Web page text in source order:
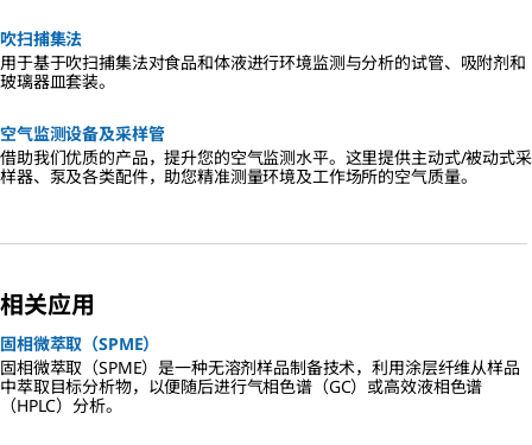
吹扫捕集法
用于基于吹扫捕集法对食品和体液进行环境监测与分析的试管、吸附剂和
玻璃器皿套装。
空气监测设备及采样管
借助我们优质的产品，提升您的空气监测水平。这里提供主动式/被动式采
样器、泵及各类配件，助您精准测量环境及工作场所的空气质量。
相关应用
固相微萃取（SPME）
固相微萃取（SPME）是一种无溶剂样品制备技术，利用涂层纤维从样品
中萃取目标分析物，以便随后进行气相色谱（GC）或高效液相色谱
（HPLC）分析。